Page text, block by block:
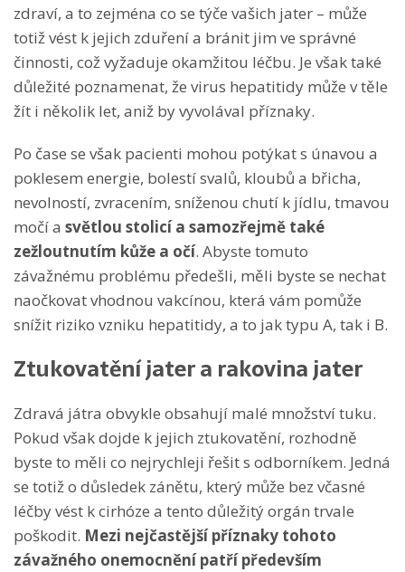
zdraví, a to zejména co se týče vašich jater – může
totiž vést k jejich zduření a bránit jim ve správné
činnosti, což vyžaduje okamžitou léčbu. Je však také
důležité poznamenat, že virus hepatitidy může v těle
žít i několik let, aniž by vyvolával příznaky.
Po čase se však pacienti mohou potýkat s únavou a
poklesem energie, bolestí svalů, kloubů a břicha,
nevolností, zvracením, sníženou chutí k jídlu, tmavou
močí a světlou stolicí a samozřejmě také
zežloutnutím kůže a očí. Abyste tomuto
závažnému problému předešli, měli byste se nechat
naočkovat vhodnou vakcínou, která vám pomůže
snížit riziko vzniku hepatitidy, a to jak typu A, tak i B.
Ztukovatění jater a rakovina jater
Zdravá játra obvykle obsahují malé množství tuku.
Pokud však dojde k jejich ztukovatění, rozhodně
byste to měli co nejrychleji řešit s odborníkem. Jedná
se totiž o důsledek zánětu, který může bez včasné
léčby vést k cirhóze a tento důležitý orgán trvale
poškodit. Mezi nejčastější příznaky tohoto
závažného onemocnění patří především